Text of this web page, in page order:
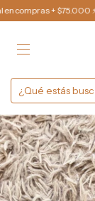
+ $75.000 ⚡️